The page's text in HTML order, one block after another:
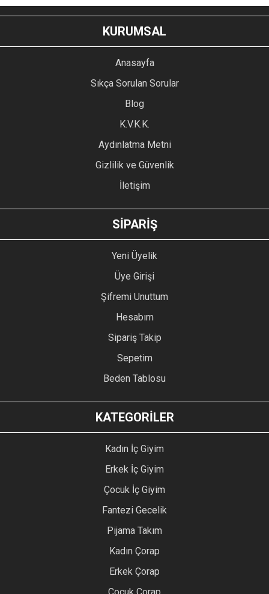
YORUM YAZ
Bu ürünün fiyat bilgisi, resim, ürün açıklamalarında ve diğer
konularda yetersiz gördüğünüz noktaları öneri formunu
kullanarak tarafımıza iletebilirsiniz.
Ürün resmi kalitesiz, bozuk veya görüntülenemiyor.
Ürün açıklamasında eksik bilgiler bulunuyor.
Ürün bilgilerinde hatalar bulunuyor.
Ürün fiyatı diğer sitelerden daha pahalı.
GÖNDER
KURUMSAL
Anasayfa
Sıkça Sorulan Sorular
Blog
K.V.K.K.
Aydınlatma Metni
Gizlilik ve Güvenlik
İletişim
SİPARİŞ
Yeni Üyelik
Üye Girişi
Şifremi Unuttum
Hesabım
Sipariş Takip
Sepetim
Beden Tablosu
KATEGORİLER
Kadın İç Giyim
Erkek İç Giyim
Çocuk İç Giyim
Fantezi Gecelik
Pijama Takım
Kadın Çorap
Erkek Çorap